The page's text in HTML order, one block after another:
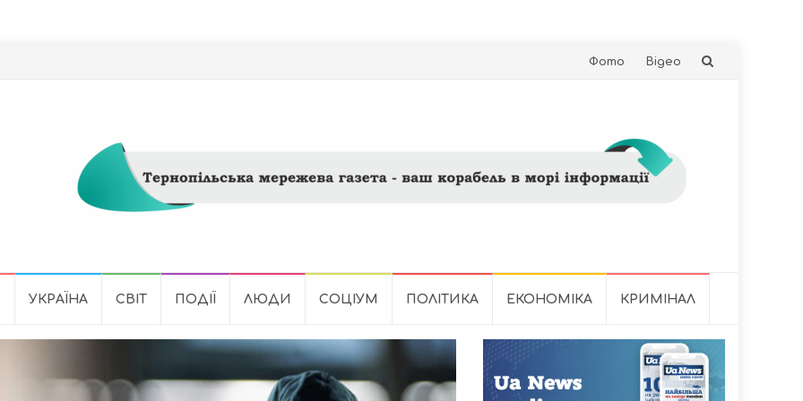
Skip
Фото Відео
УКРАЇНА СВІТ ПОДІЇ ЛЮДИ СОЦІУМ ПОЛІТИКА ЕКОНОМІКА КРИМІНАЛ